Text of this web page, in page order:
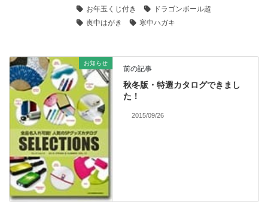
お年玉くじ付き
ドラゴンボール超
喪中はがき
寒中ハガキ
お知らせ
前の記事
秋冬版・特選カタログできまし
た！
2015/09/26